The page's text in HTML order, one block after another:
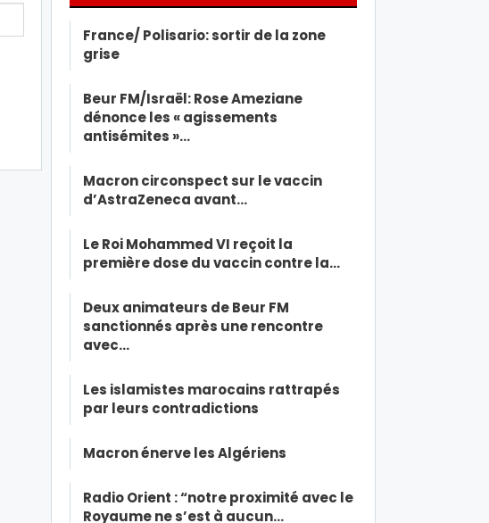
France/ Polisario: sortir de la zone
grise
Beur FM/Israël: Rose Ameziane
dénonce les « agissements
antisémites »…
Macron circonspect sur le vaccin
d’AstraZeneca avant…
Le Roi Mohammed VI reçoit la
première dose du vaccin contre la…
Deux animateurs de Beur FM
sanctionnés après une rencontre
avec…
Les islamistes marocains rattrapés
par leurs contradictions
Macron énerve les Algériens
Radio Orient : “notre proximité avec le
Royaume ne s’est à aucun…